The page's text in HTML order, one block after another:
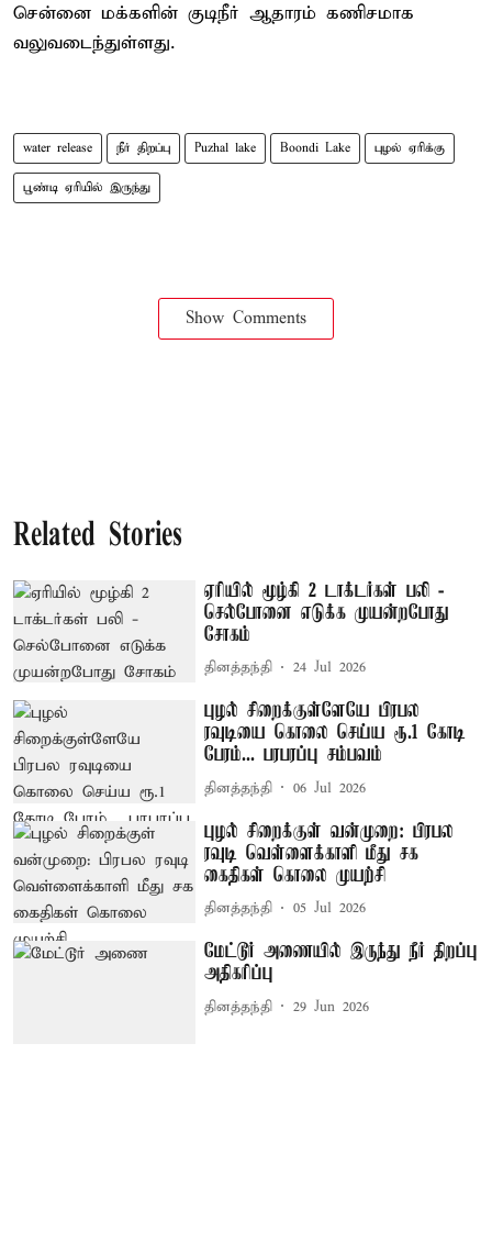
சென்னை மக்களின் குடிநீர் ஆதாரம் கணிசமாக
வலுவடைந்துள்ளது.
water release நீர் திறப்பு Puzhal lake Boondi Lake புழல் ஏரிக்கு
பூண்டி ஏரியில் இருந்து
Show Comments
Related Stories
ஏரியில் மூழ்கி 2 டாக்டர்கள் பலி -
செல்போனை எடுக்க முயன்றபோது
சோகம்
தினத்தந்தி 24 Jul 2026
புழல் சிறைக்குள்ளேயே பிரபல
ரவுடியை கொலை செய்ய ரூ.1 கோடி
பேரம்... பரபரப்பு சம்பவம்
தினத்தந்தி 06 Jul 2026
புழல் சிறைக்குள் வன்முறை: பிரபல
ரவுடி வெள்ளைக்காளி மீது சக
கைதிகள் கொலை முயற்சி
தினத்தந்தி 05 Jul 2026
மேட்டூர் அணையில் இருந்து நீர் திறப்பு
அதிகரிப்பு
தினத்தந்தி 29 Jun 2026